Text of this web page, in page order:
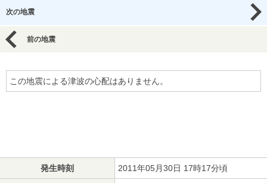
次の地震
前の地震
この地震による津波の心配はありません。
発生時刻 2011年05月30日 17時17分頃